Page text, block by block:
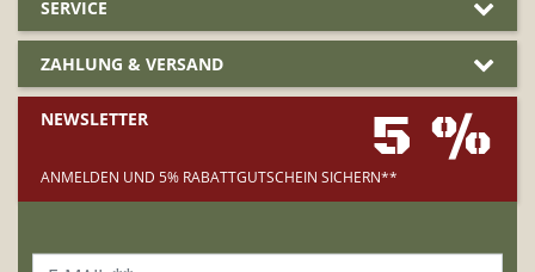
SERVICE
ZAHLUNG & VERSAND
NEWSLETTER 5 %
ANMELDEN UND 5% RABATTGUTSCHEIN SICHERN**